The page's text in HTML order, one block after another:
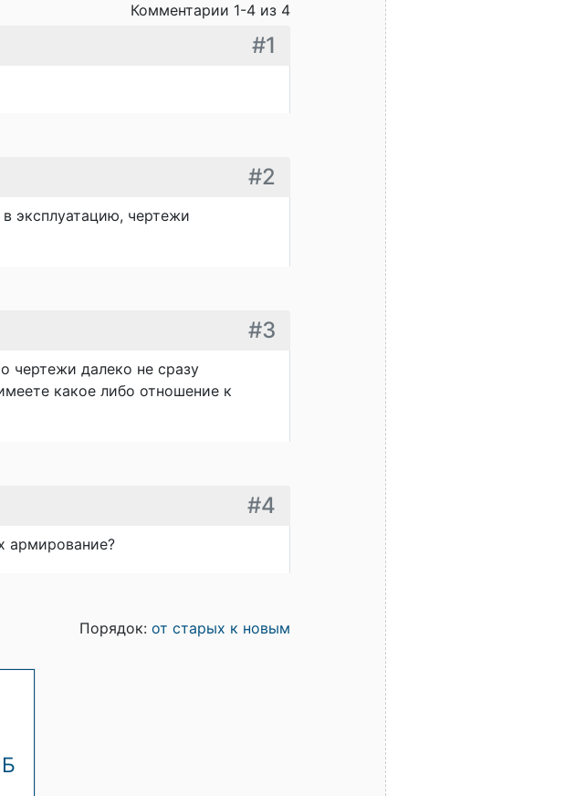
Комментарии 1-4 из 4
#1
#2
эксплуатацию, чертежи
#3
чертежи далеко не сразу
какое либо отношение к
#4
армирование?
Порядок: от старых к новым